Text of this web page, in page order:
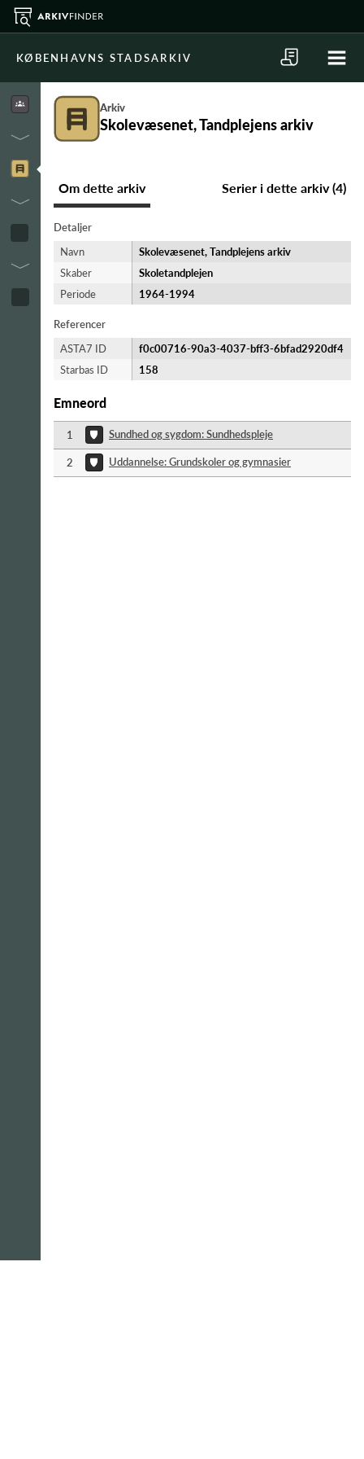
KØBENHAVNS STADSARKIV
Arkiv
Skolevæsenet, Tandplejens arkiv
Om dette arkiv Serier i dette arkiv (4)
Detaljer
Navn
Skolevæsenet, Tandplejens arkiv
Skaber
Skoletandplejen
Periode
1964-​1994
Referencer
ASTA7 ID
f0c00716-90a3-4037-bff3-6bfad2920df4
Starbas ID
158
Emneord
1 Sundhed og sygdom: Sundhedspleje
2 Uddannelse: Grundskoler og gymnasier